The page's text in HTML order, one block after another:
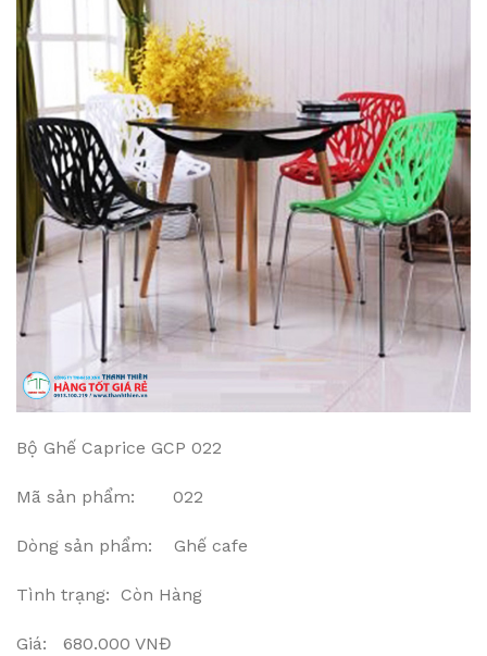
Bộ Ghế Caprice GCP 022
Mã sản phẩm: 022
Dòng sản phẩm: Ghế cafe
Tình trạng: Còn Hàng
Giá: 680.000 VNĐ